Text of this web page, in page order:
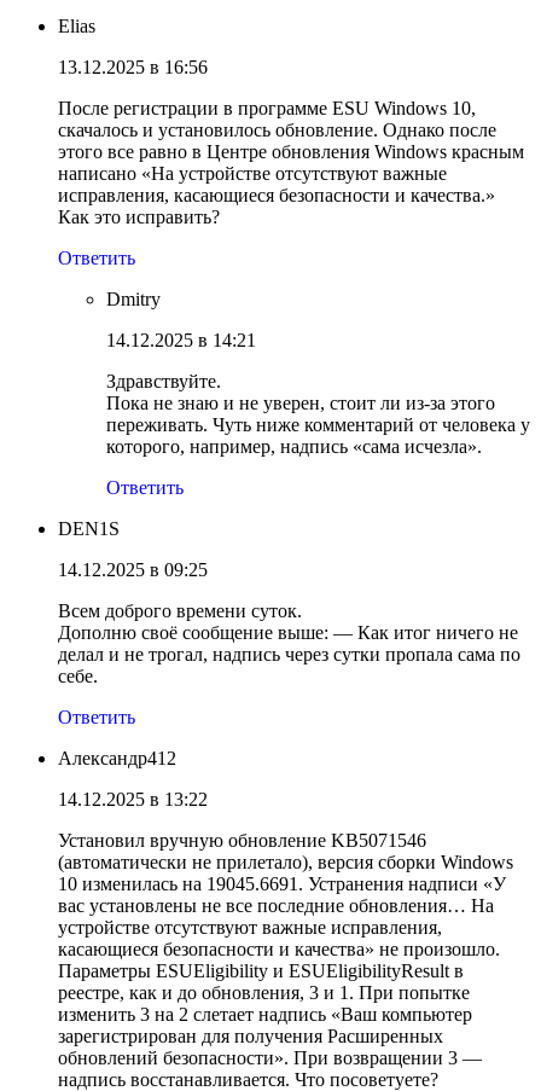
Elias
13.12.2025 в 16:56
После регистрации в программе ESU Windows 10,
скачалось и установилось обновление. Однако после
этого все равно в Центре обновления Windows красным
написано «На устройстве отсутствуют важные
исправления, касающиеся безопасности и качества.»
Как это исправить?
Ответить
Dmitry
14.12.2025 в 14:21
Здравствуйте.
Пока не знаю и не уверен, стоит ли из-за этого
переживать. Чуть ниже комментарий от человека у
которого, например, надпись «сама исчезла».
Ответить
DEN1S
14.12.2025 в 09:25
Всем доброго времени суток.
Дополню своё сообщение выше: — Как итог ничего не
делал и не трогал, надпись через сутки пропала сама по
себе.
Ответить
Александр412
14.12.2025 в 13:22
Установил вручную обновление KB5071546
(автоматически не прилетало), версия сборки Windows
10 изменилась на 19045.6691. Устранения надписи «У
вас установлены не все последние обновления… На
устройстве отсутствуют важные исправления,
касающиеся безопасности и качества» не произошло.
Параметры ESUEligibility и ESUEligibilityResult в
реестре, как и до обновления, 3 и 1. При попытке
изменить 3 на 2 слетает надпись «Ваш компьютер
зарегистрирован для получения Расширенных
обновлений безопасности». При возвращении 3 —
надпись восстанавливается. Что посоветуете?